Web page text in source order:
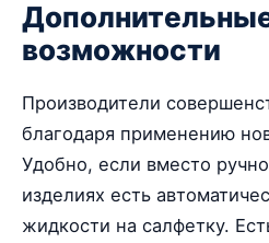
возможности
Производители
благодаря применению
Удобно, если вместо
изделиях есть
жидкости на салфетку.